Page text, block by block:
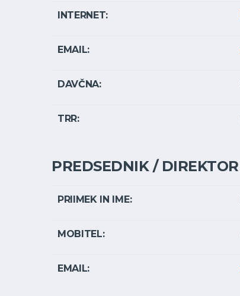
INTERNET:
EMAIL:
DAVČNA:
TRR:
PREDSEDNIK / DIREKTOR
PRIIMEK IN IME:
MOBITEL:
EMAIL: